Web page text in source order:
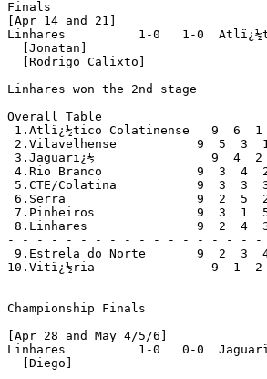
Finals
[Apr 14 and 21]
Linhares          1-0   1-0
  [Jonatan]
  [Rodrigo Calixto]
Linhares won the 2nd stage
Overall Table
1.Atlï¿½tico Colatinense   9  6
2.Vilavelhense           9  5  3  1
3.Jaguarï¿½                9  4  2
4.Rio Branco             9  3  4  2
5.CTE/Colatina           9  3  3  3
6.Serra                  9  2  5  2
7.Pinheiros              9  3  1  5
8.Linhares               9  2  4
- - - - - - - - - - - - - - - - - -
9.Estrela do Norte       9  2  3  4
10.Vitï¿½ria                9  1  2
Championship Finals
[Apr 28 and May 4/5/6]
Linhares          1-0   0-0
  [Diego]